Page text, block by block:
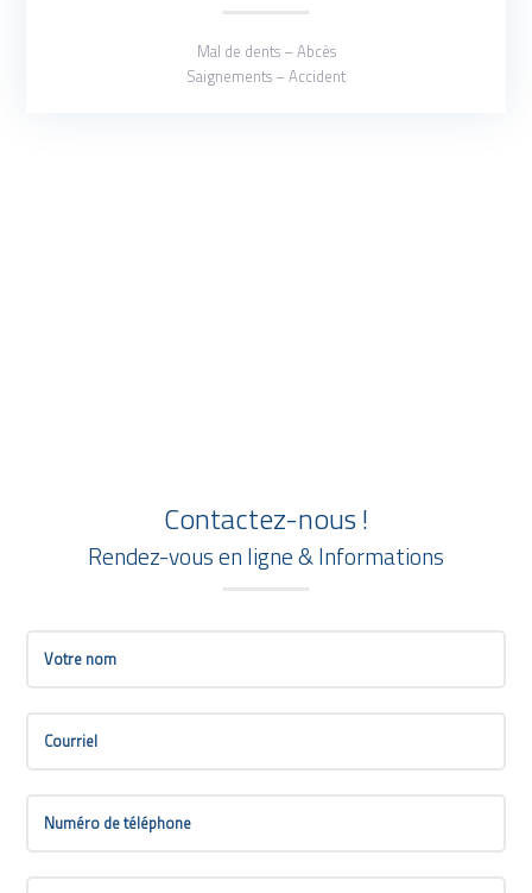
Mal de dents – Abcès
Saignements – Accident
Contactez-nous !
Rendez-vous en ligne & Informations